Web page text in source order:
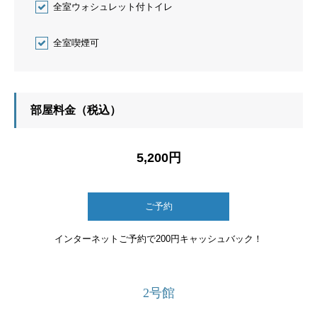
全室ウォシュレット付トイレ
全室喫煙可
部屋料金（税込）
5,200円
ご予約
インターネットご予約で200円キャッシュバック！
2号館